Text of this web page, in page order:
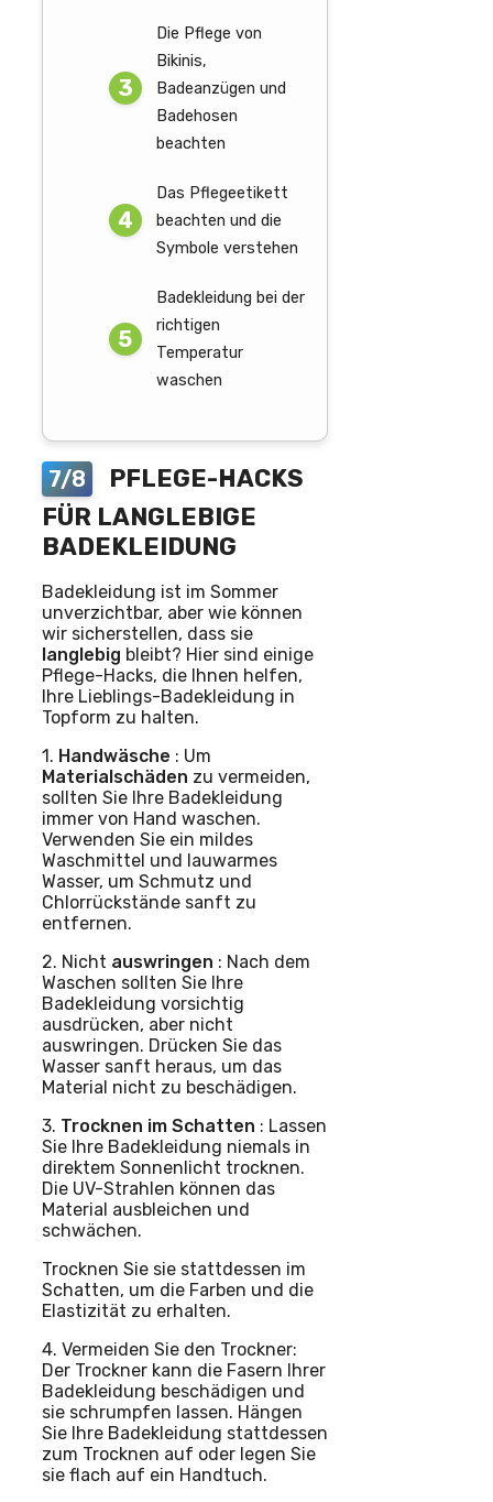
Die Pflege von
Bikinis,
Badeanzügen und
Badehosen
beachten
Das Pflegeetikett
beachten und die
Symbole verstehen
Badekleidung bei der
richtigen
Temperatur
waschen
7/8
PFLEGE-HACKS
FÜR LANGLEBIGE
BADEKLEIDUNG
Badekleidung ist im Sommer
unverzichtbar, aber wie können
wir sicherstellen, dass sie
langlebig bleibt? Hier sind einige
Pflege-Hacks, die Ihnen helfen,
Ihre Lieblings-Badekleidung in
Topform zu halten.
1. Handwäsche : Um
Materialschäden zu vermeiden,
sollten Sie Ihre Badekleidung
immer von Hand waschen.
Verwenden Sie ein mildes
Waschmittel und lauwarmes
Wasser, um Schmutz und
Chlorrückstände sanft zu
entfernen.
2. Nicht auswringen : Nach dem
Waschen sollten Sie Ihre
Badekleidung vorsichtig
ausdrücken, aber nicht
auswringen. Drücken Sie das
Wasser sanft heraus, um das
Material nicht zu beschädigen.
3. Trocknen im Schatten : Lassen
Sie Ihre Badekleidung niemals in
direktem Sonnenlicht trocknen.
Die UV-Strahlen können das
Material ausbleichen und
schwächen.
Trocknen Sie sie stattdessen im
Schatten, um die Farben und die
Elastizität zu erhalten.
4. Vermeiden Sie den Trockner:
Der Trockner kann die Fasern Ihrer
Badekleidung beschädigen und
sie schrumpfen lassen. Hängen
Sie Ihre Badekleidung stattdessen
zum Trocknen auf oder legen Sie
sie flach auf ein Handtuch.